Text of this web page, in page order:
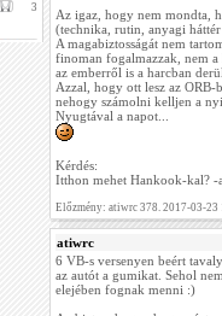
3
Az igaz, hogy nem mondta,
(technika, rutin, anyagi
A magabiztosságát nem
finoman fogalmazzak, nem a
az emberről is a harcban
Azzal, hogy ott lesz az ORB-
nehogy számolni kelljen a
Nyugtával a napot...
Kérdés:
Itthon mehet Hankook-kal? -
Előzmény: atiwrc 378. 2017-03-23
atiwrc
6 VB-s versenyen beért
az autót a gumikat. Sehol
elejében fognak menni :)